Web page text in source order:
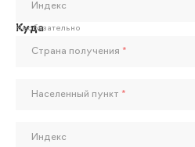
Индекс
Необязательно
Куда
Страна получения *
Населенный пункт *
Индекс